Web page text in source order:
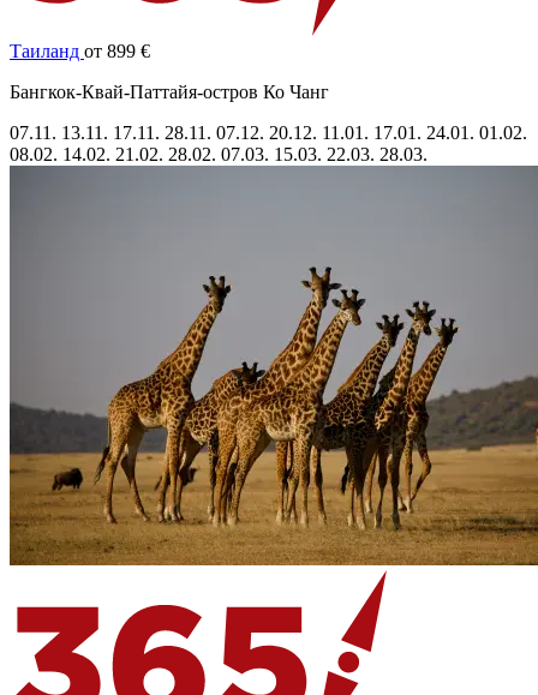
Таиланд от 899 €
Бангкок-Квай-Паттайя-остров Ко Чанг
07.11. 13.11. 17.11. 28.11. 07.12. 20.12. 11.01. 17.01. 24.01. 01.02.
08.02. 14.02. 21.02. 28.02. 07.03. 15.03. 22.03. 28.03.